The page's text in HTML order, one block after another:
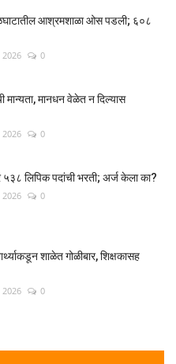
आश्रमशाळा ओस पडली; ६०८
2026 0
मान्यता, मानधन वेळेत न दिल्यास
2026 0
लिपिक पदांची भरती; अर्ज केला का?
2026 0
शाळेत गोळीबार, शिक्षकासह
2026 0